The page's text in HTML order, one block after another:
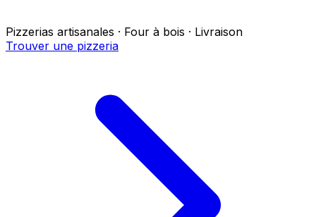
Pizzerias artisanales · Four à bois · Livraison
Trouver une pizzeria